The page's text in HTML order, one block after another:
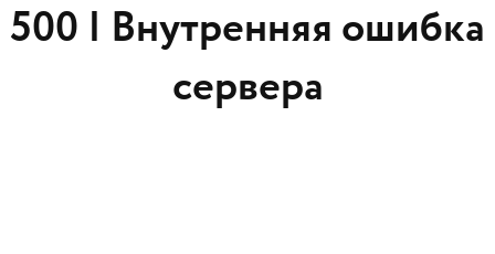
500 | Внутренняя ошибка
сервера